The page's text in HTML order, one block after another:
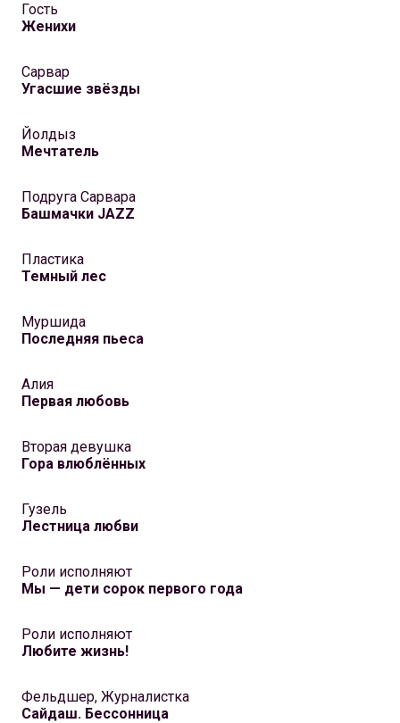
Гость
Женихи
Сарвар
Угасшие звёзды
Йолдыз
Мечтатель
Подруга Сарвара
Башмачки JAZZ
Пластика
Темный лес
Муршида
Последняя пьеса
Алия
Первая любовь
Вторая девушка
Гора влюблённых
Гузель
Лестница любви
Роли исполняют
Мы — дети сорок первого года
Роли исполняют
Любите жизнь!
Фельдшер, Журналистка
Сайдаш. Бессонница